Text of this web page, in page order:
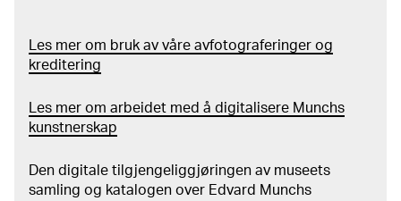
Les mer om bruk av våre avfotograferinger og
kreditering
Les mer om arbeidet med å digitalisere Munchs
kunstnerskap
Den digitale tilgjengeliggjøringen av museets
samling og katalogen over Edvard Munchs